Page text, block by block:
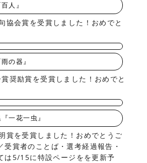
人』
協会賞を受賞しました！おめでと
の器』
奨励賞を受賞しました！おめでと
一花一虫』
賞を受賞しました！おめでとうご
受賞者のことば・選考経過報告・
は5/15に特設ページをを更新予